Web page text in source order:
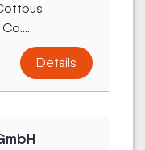
Details